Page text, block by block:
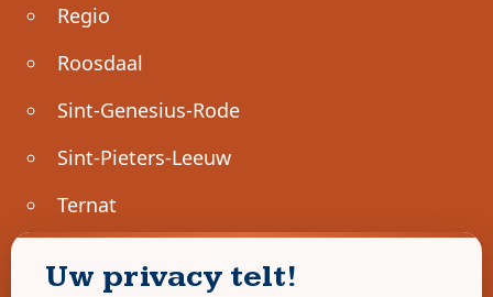
Regio
Roosdaal
Sint-Genesius-Rode
Sint-Pieters-Leeuw
Ternat
Uw privacy telt!